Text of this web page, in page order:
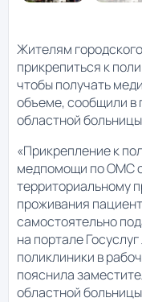
Жителям
прикрепиться к
чтобы получать
объеме, сообщили
областной
«Прикрепление к
медпомощи по ОМС
территориальному
проживания
самостоятельно
на портале
поликлиники в
пояснила
областной